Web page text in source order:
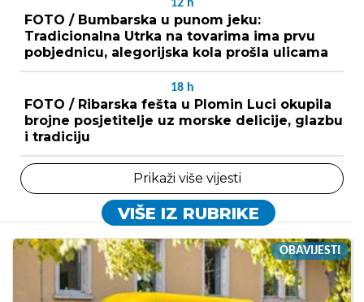
12 h
FOTO / Bumbarska u punom jeku:
Tradicionalna Utrka na tovarima ima prvu
pobjednicu, alegorijska kola prošla ulicama
18 h
FOTO / Ribarska fešta u Plomin Luci okupila
brojne posjetitelje uz morske delicije, glazbu
i tradiciju
Prikaži više vijesti
VIŠE IZ RUBRIKE
OBAVIJESTI